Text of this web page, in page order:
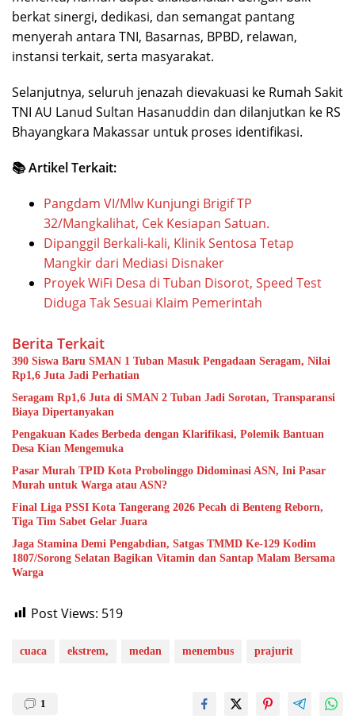
berkat sinergi, dedikasi, dan semangat pantang
menyerah antara TNI, Basarnas, BPBD, relawan,
instansi terkait, serta masyarakat.
Selanjutnya, seluruh jenazah dievakuasi ke Rumah Sakit
TNI AU Lanud Sultan Hasanuddin dan dilanjutkan ke RS
Bhayangkara Makassar untuk proses identifikasi.
📚 Artikel Terkait:
Pangdam VI/Mlw Kunjungi Brigif TP
32/Mangkalihat, Cek Kesiapan Satuan.
Dipanggil Berkali-kali, Klinik Sentosa Tetap
Mangkir dari Mediasi Disnaker
Proyek WiFi Desa di Tuban Disorot, Speed Test
Diduga Tak Sesuai Klaim Pemerintah
Berita Terkait
390 Siswa Baru SMAN 1 Tuban Masuk Pengadaan Seragam, Nilai
Rp1,6 Juta Jadi Perhatian
Seragam Rp1,6 Juta di SMAN 2 Tuban Jadi Sorotan, Transparansi
Biaya Dipertanyakan
Pengakuan Kades Berbeda dengan Klarifikasi, Polemik Bantuan
Desa Kian Mengemuka
Pasar Murah TPID Kota Probolinggo Didominasi ASN, Ini Pasar
Murah untuk Warga atau ASN?
Final Liga PSSI Kota Tangerang 2026 Pecah di Benteng Reborn,
Tiga Tim Sabet Gelar Juara
Jaga Stamina Demi Pengabdian, Satgas TMMD Ke-129 Kodim
1807/Sorong Selatan Bagikan Vitamin dan Santap Malam Bersama
Warga
Post Views: 519
cuaca ekstrem, medan menembus prajurit
1